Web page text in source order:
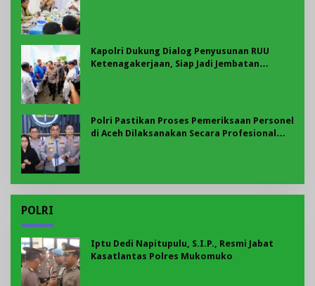
Kapolri Dukung Dialog Penyusunan RUU
Ketenagakerjaan, Siap Jadi Jembatan
Polri Pastikan Proses Pemeriksaan Personel
di Aceh Dilaksanakan Secara Profesional
POLRI
Iptu Dedi Napitupulu, S.I.P., Resmi Jabat
Kasatlantas Polres Mukomuko